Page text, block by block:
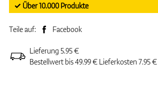
✓ Über 10.000 Produkte
Teile auf: Facebook
Lieferung 5.95 €
Bestellwert bis 49.99 € Lieferkosten 7.95 €